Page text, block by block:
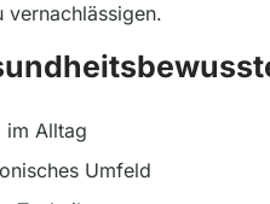
vernachlässigen.
im Alltag
Umfeld